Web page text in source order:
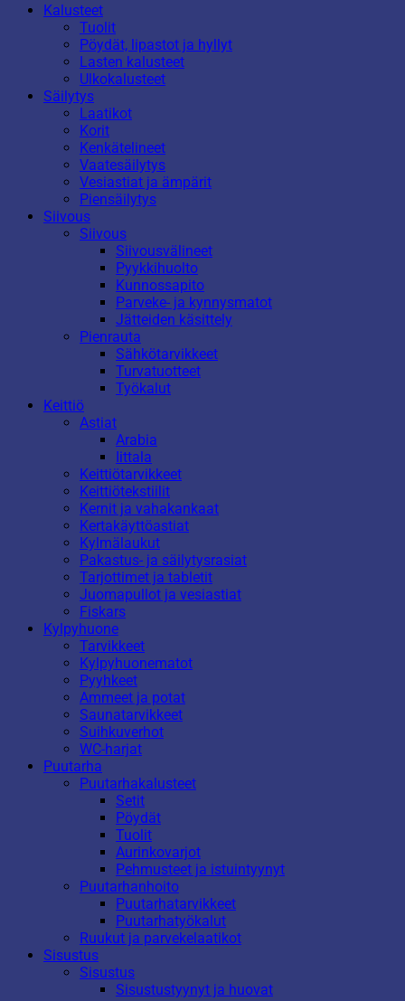
Kalusteet
Tuolit
Pöydät, lipastot ja hyllyt
Lasten kalusteet
Ulkokalusteet
Säilytys
Laatikot
Korit
Kenkätelineet
Vaatesäilytys
Vesiastiat ja ämpärit
Piensäilytys
Siivous
Siivous
Siivousvälineet
Pyykkihuolto
Kunnossapito
Parveke- ja kynnysmatot
Jätteiden käsittely
Pienrauta
Sähkötarvikkeet
Turvatuotteet
Työkalut
Keittiö
Astiat
Arabia
Iittala
Keittiötarvikkeet
Keittiötekstiilit
Kernit ja vahakankaat
Kertakäyttöastiat
Kylmälaukut
Pakastus- ja säilytysrasiat
Tarjottimet ja tabletit
Juomapullot ja vesiastiat
Fiskars
Kylpyhuone
Tarvikkeet
Kylpyhuonematot
Pyyhkeet
Ammeet ja potat
Saunatarvikkeet
Suihkuverhot
WC-harjat
Puutarha
Puutarhakalusteet
Setit
Pöydät
Tuolit
Aurinkovarjot
Pehmusteet ja istuintyynyt
Puutarhanhoito
Puutarhatarvikkeet
Puutarhatyökalut
Ruukut ja parvekelaatikot
Sisustus
Sisustus
Sisustustyynyt ja huovat